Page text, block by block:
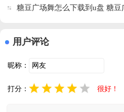
台怎么下载课本
糖豆广场舞怎么下载到u盘 糖
用户评论
昵称：
打分： 很好！